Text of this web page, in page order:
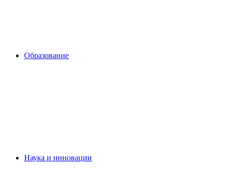
Образование
Наука и инновации